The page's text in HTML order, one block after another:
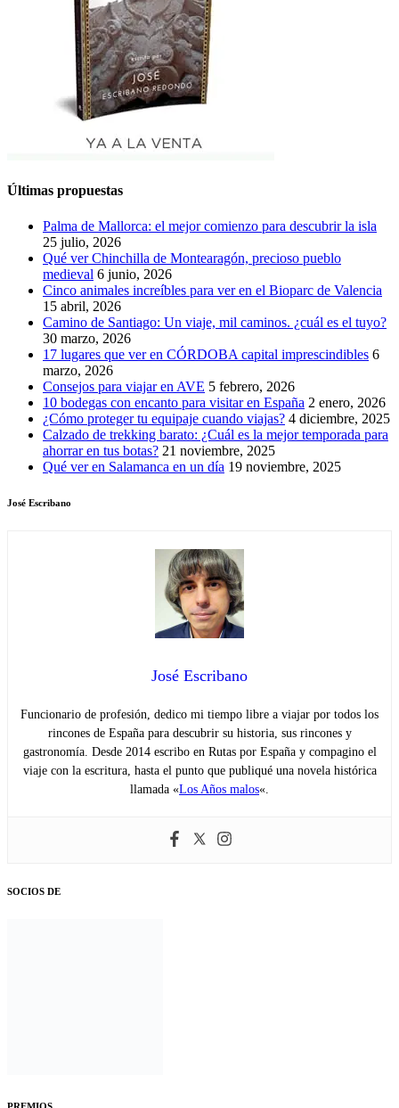
Últimas propuestas
Palma de Mallorca: el mejor comienzo para descubrir la isla
25 julio, 2026
Qué ver Chinchilla de Montearagón, precioso pueblo
medieval 6 junio, 2026
Cinco animales increíbles para ver en el Bioparc de Valencia
15 abril, 2026
Camino de Santiago: Un viaje, mil caminos. ¿cuál es el tuyo?
30 marzo, 2026
17 lugares que ver en CÓRDOBA capital imprescindibles 6
marzo, 2026
Consejos para viajar en AVE 5 febrero, 2026
10 bodegas con encanto para visitar en España 2 enero, 2026
¿Cómo proteger tu equipaje cuando viajas? 4 diciembre, 2025
Calzado de trekking barato: ¿Cuál es la mejor temporada para
ahorrar en tus botas? 21 noviembre, 2025
Qué ver en Salamanca en un día 19 noviembre, 2025
José Escribano
José Escribano
Funcionario de profesión, dedico mi tiempo libre a viajar por todos los
rincones de España para descubrir su historia, sus rincones y
gastronomía. Desde 2014 escribo en Rutas por España y compagino el
viaje con la escritura, hasta el punto que publiqué una novela histórica
llamada «Los Años malos«.
SOCIOS DE
PREMIOS